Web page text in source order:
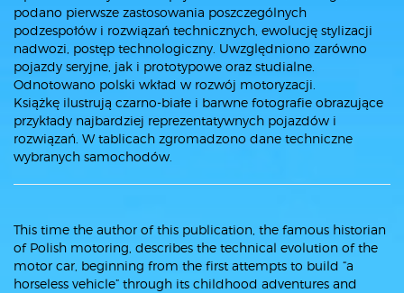
podano pierwsze zastosowania poszczególnych
podzespołów i rozwiązań technicznych, ewolucję stylizacji
nadwozi, postęp technologiczny. Uwzględniono zarówno
pojazdy seryjne, jak i prototypowe oraz studialne.
Odnotowano polski wkład w rozwój motoryzacji.
Książkę ilustrują czarno-białe i barwne fotografie obrazujące
przykłady najbardziej reprezentatywnych pojazdów i
rozwiązań. W tablicach zgromadzono dane techniczne
wybranych samochodów.
This time the author of this publication, the famous historian
of Polish motoring, describes the technical evolution of the
motor car, beginning from the first attempts to build “a
horseless vehicle” through its childhood adventures and